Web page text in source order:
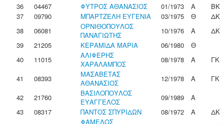
36
04467 ΦΥΤΡΟΣ ΑΘΑΝΑΣΙΟΣ 01/1973 Α
ΒΚ
37
09790 ΜΠΑΡΤΖΕΛΗ ΕΥΓΕΝΙΑ 03/1975 Θ
ΔΚ
38
06081
ΟΡΝΙΘΟΠΟΥΛΟΣ
ΠΑΝΑΓΙΩΤΗΣ
10/1976 Α
ΔΚ
39
21205 ΚΕΡΑΜΙΔΑ ΜΑΡΙΑ 06/1980
Θ
40
11015
ΑΛΙΦΕΡΗΣ
ΧΑΡΑΛΑΜΠΟΣ
08/1978 Α
ΓΚ
41
08393
ΜΑΣΑΒΕΤΑΣ
ΑΘΑΝΑΣΙΟΣ
12/1978 Α
ΓΚ
42
21760
ΒΑΣΙΛΟΠΟΥΛΟΣ
ΕΥΑΓΓΕΛΟΣ
09/1989
Α
43
08317 ΠΑΝΤΟΣ ΣΠΥΡΙΔΩΝ 08/1972 Α
ΔΚ
ΦΑΜΕΛΟΣ